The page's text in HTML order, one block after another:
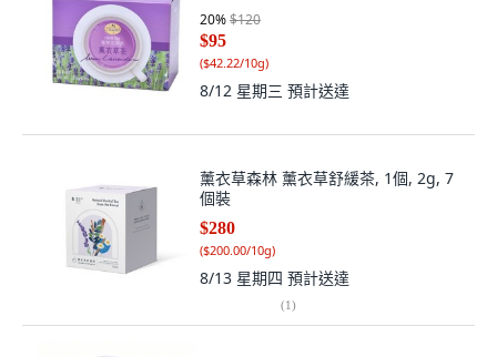
20%$120
$95
($42.22/10g)
8/12 星期三 預計送達
薰衣草森林 薰衣草舒緩茶, 1個, 2g, 7
個裝
$280
($200.00/10g)
8/13 星期四 預計送達
(1)